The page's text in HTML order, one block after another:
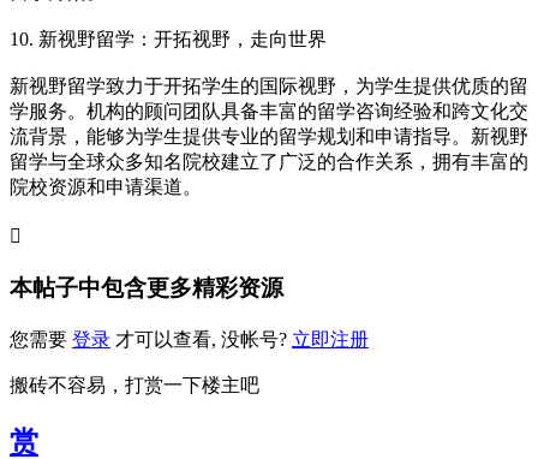
10. 新视野留学：开拓视野，走向世界
新视野留学致力于开拓学生的国际视野，为学生提供优质的留
学服务。机构的顾问团队具备丰富的留学咨询经验和跨文化交
流背景，能够为学生提供专业的留学规划和申请指导。新视野
留学与全球众多知名院校建立了广泛的合作关系，拥有丰富的
院校资源和申请渠道。

本帖子中包含更多精彩资源
您需要 登录 才可以查看, 没帐号? 立即注册
搬砖不容易，打赏一下楼主吧
赏